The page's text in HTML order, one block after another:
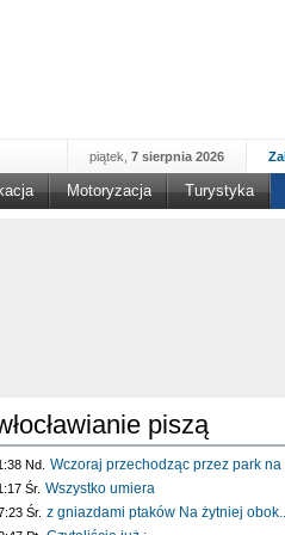
piątek, 7 sierpnia 2026
Motoryzacja Turystyka
piszą
Nd. Wczoraj przechodząc przez park na
Śr. Wszystko umiera
Śr. z gniazdami ptaków Na żytniej obok..